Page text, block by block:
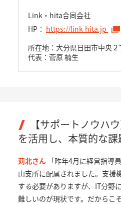
Link・hita合同会社
HP： https://link-hita.jp
所在地：大分県日田市中央
代表：菅原 楠生
【サポートノウハ
を活用し、本質的な
苅北さん 「昨年4月に経営指導
山支所に配属されました。支援
する必要がありますが、IT分野
難しいのが現状です。だからこ